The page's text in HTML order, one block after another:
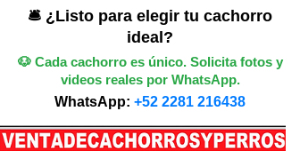
🛎️ ¿Listo para elegir tu cachorro
ideal?
🐶 Cada cachorro es único. Solicita fotos y
videos reales por WhatsApp.
WhatsApp: +52 2281 216438